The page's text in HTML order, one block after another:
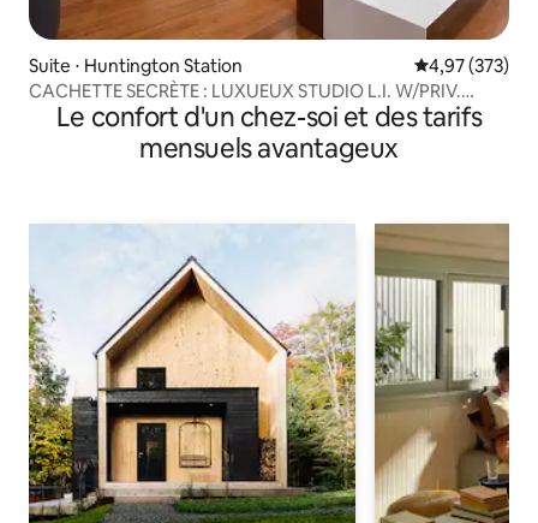
Suite ⋅ Huntington Station Évaluation
4,97 (373)
CACHETTE SECRÈTE : LUXUEUX STUDIO L.I. W/PRIV.
ENTRN
Le confort d'un chez-soi et des tarifs
mensuels avantageux